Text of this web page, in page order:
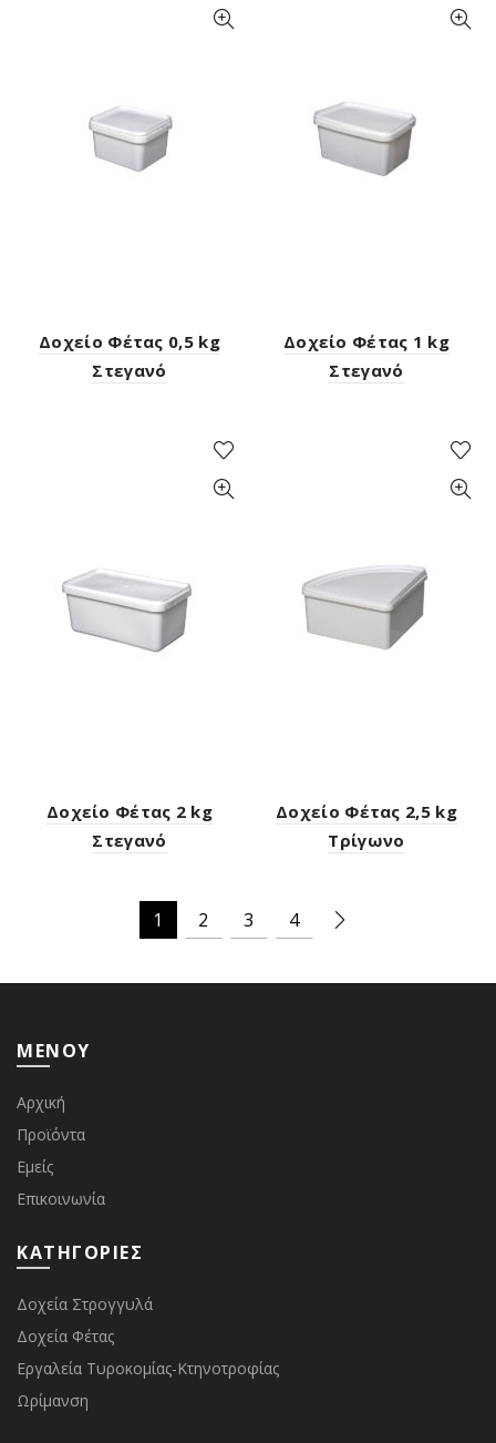
Δοχείο Φέτας 0,5 kg
Στεγανό
Δοχείο Φέτας 1 kg
Στεγανό
Δοχείο Φέτας 2 kg
Στεγανό
Δοχείο Φέτας 2,5 kg
Τρίγωνο
1 2 3 4
ΜΕΝΟΥ
Αρχική
Προϊόντα
Εμείς
Επικοινωνία
ΚΑΤΗΓΟΡΙΕΣ
Δοχεία Στρογγυλά
Δοχεία Φέτας
Εργαλεία Τυροκομίας-Κτηνοτροφίας
Ωρίμανση